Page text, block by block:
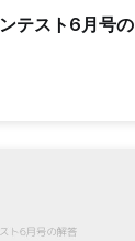
テスト6月号の